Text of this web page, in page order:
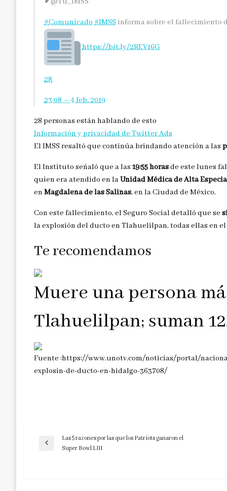
#Comunicado #IMSS informa sobre el fallecimiento
https://bit.ly/2REV16G
28
23:08 – 4 feb. 2019
28 personas están hablando de esto
Información y privacidad de Twitter Ads
El IMSS resaltó que continúa brindando atención a las
El Instituto señaló que a las 19:55 horasde este lunes
quien era atendido en laUnidad Médica de Alta
en Magdalena de las Salinas, en la Ciudad de México.
Con este fallecimiento, el Seguro Social detalló que se
la explosión del ducto en Tlahuelilpan, todas ellas en
Te recomendamos
Muere una persona
Tlahuelilpan; suman
Fuente :https://www.unotv.com/noticias/portal/
explosin-de-ducto-en-hidalgo-363708/
Navegación
Las 5 razones por las que los Patriots ganaron el
Super Bowl LIII